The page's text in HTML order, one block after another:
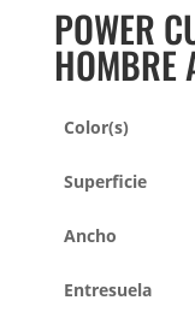
POWER
HOMBRE
Color(s)
Superficie
Ancho
Entresuela